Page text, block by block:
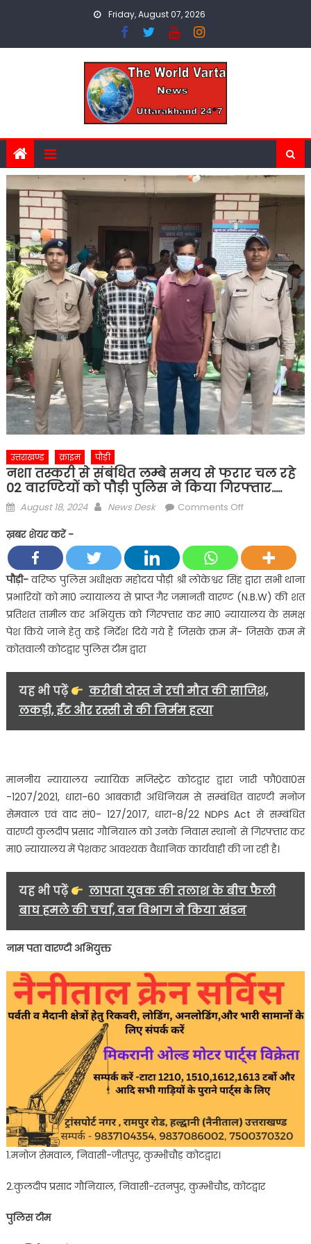
Friday, August 07, 2026
उत्तराखण्ड क्राइम पौड़ी
नशा तस्करी से संबंधित लम्बे समय से फरार चल रहे
02 वारण्टियों को पौड़ी पुलिस ने किया गिरफ्तार…..
Posted
August 18, 2024 Author
News Desk Comments Offon
से
संबंधित
लम्बे
समय
से
फरार
02
वारण्टियों
पौड़ी
किया
गिरफ्तार…..
ख़बर शेयर करें -
पौड़ी-वरिष्ठ पुलिस अधीक्षक महोदय पौड़ी श्री लोकेश्वर सिंह द्वारा सभी थाना
प्रभारियों को मा0 न्यायालय से प्राप्त गैर जमानती वारण्ट (N.B.W) की शत
प्रतिशत तामील कर अभियुक्त को गिरफ्तार कर मा0 न्यायालय के समक्ष
पेश किये जाने हेतु कड़े निर्देश दिये गये हैं जिसके क्रम में- जिसके क्रम में
कोतवाली कोटद्वार पुलिस टीम द्वारा
यह भी पढ़ें
करीबी दोस्त ने रची मौत की साजिश,
लकड़ी, ईंट और रस्सी से की निर्मम हत्या
माननीय न्यायालय न्यायिक मजिस्ट्रेट कोटद्वार द्वारा जारी फौ0वा0स
-1207/2021, धारा-60 आबकारी अधिनियम से सम्बंधित वारण्टी मनोज
सेमवाल एवं वाद सं0- 127/2017, धारा-8/22 NDPS Act से सम्बंधित
वारण्टी कुलदीप प्रसाद गौनियाल को उनके निवास स्थानों से गिरफ्तार कर
मा0 न्यायालय में पेशकर आवश्यक वैधानिक कार्यवाही की जा रही है।
यह भी पढ़ें
लापता युवक की तलाश के बीच फैली
बाघ हमले की चर्चा, वन विभाग ने किया खंडन
नाम पता वारण्टी अभियुक्त
1.मनोज सेमवाल, निवासी-जीतपुर, कुम्भीचौड़ कोटद्वार।
2.कुलदीप प्रसाद गौनियाल, निवासी-रतनपुर, कुम्भीचौड, कोटद्वार
पुलिस टीम